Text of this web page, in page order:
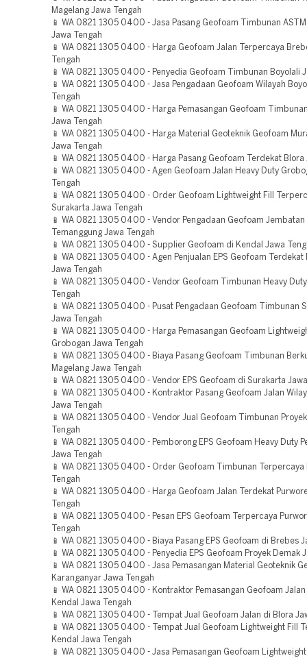
Magelang Jawa Tengah
📱 WA 0821 1305 0400 - Jasa Pasang Geofoam Timbunan
Jawa Tengah
📱 WA 0821 1305 0400 - Harga Geofoam Jalan Terpercaya
Tengah
📱 WA 0821 1305 0400 - Penyedia Geofoam Timbunan Boyolali
📱 WA 0821 1305 0400 - Jasa Pengadaan Geofoam Wilayah
Tengah
📱 WA 0821 1305 0400 - Harga Pemasangan Geofoam
Jawa Tengah
📱 WA 0821 1305 0400 - Harga Material Geoteknik Geofoam
Jawa Tengah
📱 WA 0821 1305 0400 - Harga Pasang Geofoam Terdekat Blora
📱 WA 0821 1305 0400 - Agen Geofoam Jalan Heavy Duty
Tengah
📱 WA 0821 1305 0400 - Order Geofoam Lightweight Fill
Surakarta Jawa Tengah
📱 WA 0821 1305 0400 - Vendor Pengadaan Geofoam Jembatan
Temanggung Jawa Tengah
📱 WA 0821 1305 0400 - Supplier Geofoam di Kendal Jawa
📱 WA 0821 1305 0400 - Agen Penjualan EPS Geofoam Terdekat
Jawa Tengah
📱 WA 0821 1305 0400 - Vendor Geofoam Timbunan Heavy
Tengah
📱 WA 0821 1305 0400 - Pusat Pengadaan Geofoam Timbunan
Jawa Tengah
📱 WA 0821 1305 0400 - Harga Pemasangan Geofoam
Grobogan Jawa Tengah
📱 WA 0821 1305 0400 - Biaya Pasang Geofoam Timbunan
Magelang Jawa Tengah
📱 WA 0821 1305 0400 - Vendor EPS Geofoam di Surakarta
📱 WA 0821 1305 0400 - Kontraktor Pasang Geofoam Jalan
Jawa Tengah
📱 WA 0821 1305 0400 - Vendor Jual Geofoam Timbunan
Tengah
📱 WA 0821 1305 0400 - Pemborong EPS Geofoam Heavy Duty
Jawa Tengah
📱 WA 0821 1305 0400 - Order Geofoam Timbunan Terpercaya
Tengah
📱 WA 0821 1305 0400 - Harga Geofoam Jalan Terdekat
Tengah
📱 WA 0821 1305 0400 - Pesan EPS Geofoam Terpercaya
Tengah
📱 WA 0821 1305 0400 - Biaya Pasang EPS Geofoam di Brebes
📱 WA 0821 1305 0400 - Penyedia EPS Geofoam Proyek Demak
📱 WA 0821 1305 0400 - Jasa Pemasangan Material Geoteknik
Karanganyar Jawa Tengah
📱 WA 0821 1305 0400 - Kontraktor Pemasangan Geofoam
Kendal Jawa Tengah
📱 WA 0821 1305 0400 - Tempat Jual Geofoam Jalan di Blora
📱 WA 0821 1305 0400 - Tempat Jual Geofoam Lightweight Fill
Kendal Jawa Tengah
📱 WA 0821 1305 0400 - Jasa Pemasangan Geofoam